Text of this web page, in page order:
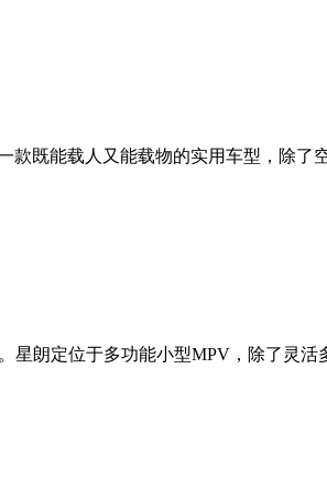
既能载人又能载物的实用车型，除了
朗定位于多功能小型MPV，除了灵活